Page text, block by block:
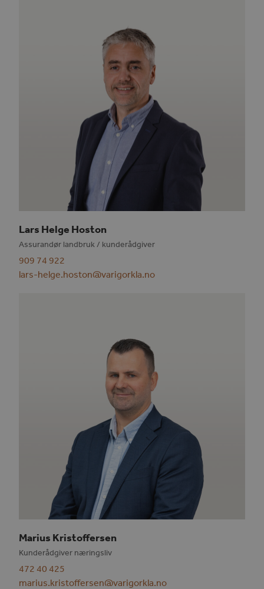
Lars Helge Hoston
Assurandør landbruk / kunderådgiver
909 74 922
lars-helge.hoston@varigorkla.no
Marius Kristoffersen
Kunderådgiver næringsliv
472 40 425
marius.kristoffersen@varigorkla.no